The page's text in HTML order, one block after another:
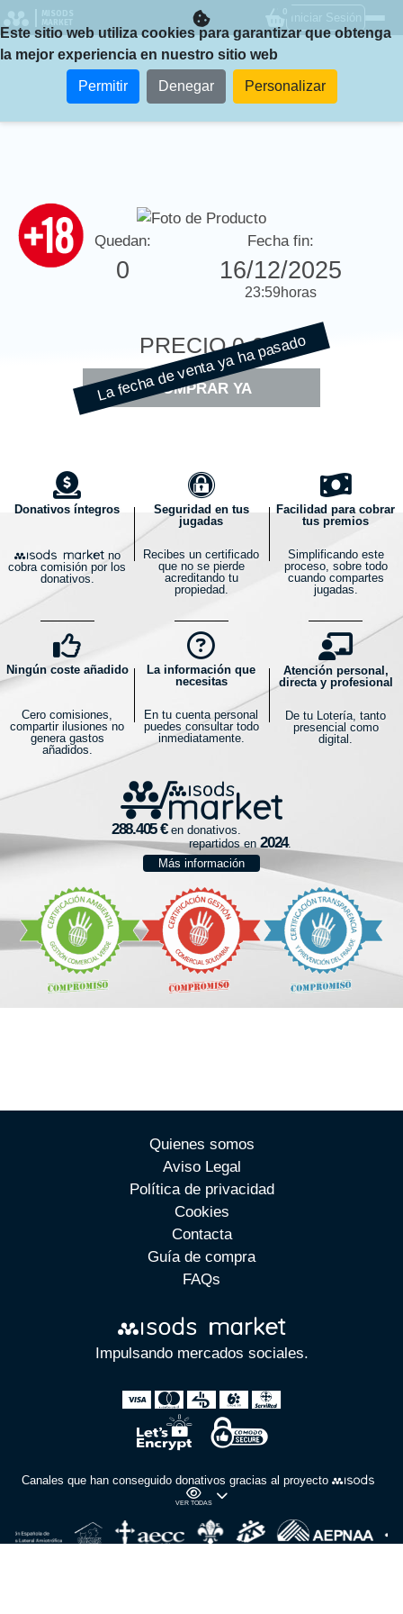
MISODS
MARKET
0 Iniciar Sesión
Quedan:
0
Fecha fin:
16/12/2025
23:59horas
PRECIO0 €
COMPRAR YA
La fecha de venta ya ha pasado
Donativos íntegros
no
cobra comisión por los
donativos.
Seguridad en tus
jugadas
Recibes un certificado
que no se pierde
acreditando tu
propiedad.
Facilidad para cobrar
tus premios
Simplificando este
proceso, sobre todo
cuando compartes
jugadas.
Ningún coste añadido
Cero comisiones,
compartir ilusiones no
genera gastos
añadidos.
La información que
necesitas
En tu cuenta personal
puedes consultar todo
inmediatamente.
Atención personal,
directa y profesional
De tu Lotería, tanto
presencial como
digital.
en donativos.
repartidos en
.
Más información
Quienes somos
Aviso Legal
Política de privacidad
Cookies
Contacta
Guía de compra
FAQs
Impulsando mercados sociales.
Canales que han conseguido donativos gracias al proyecto
VER TODAS
Este sitio web utiliza cookies para garantizar que obtenga
la mejor experiencia en nuestro sitio web
Permitir Denegar Personalizar